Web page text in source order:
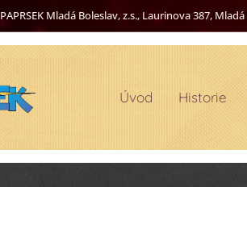
PAPRSEK Mladá Boleslav, z.s., Laurinova 387,
Úvod Historie